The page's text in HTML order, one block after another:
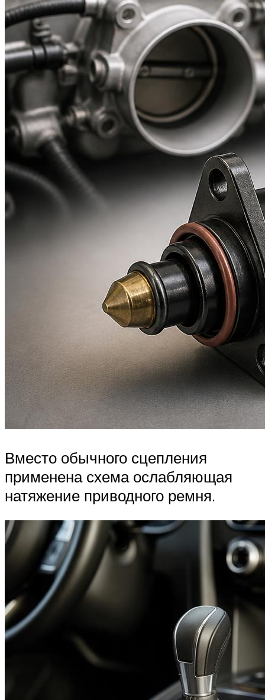
Вместо обычного сцепления
применена схема ослабляющая
натяжение приводного ремня.